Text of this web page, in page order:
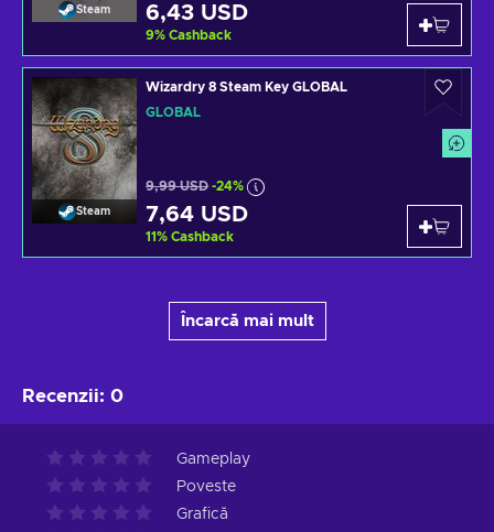
Steam 6,43 USD
9% Cashback
Steam
Wizardry 8 Steam Key GLOBAL
GLOBAL
9,99 USD -24%
7,64 USD
11% Cashback
Încarcă mai mult
Recenzii: 0
Gameplay
Poveste
Grafică